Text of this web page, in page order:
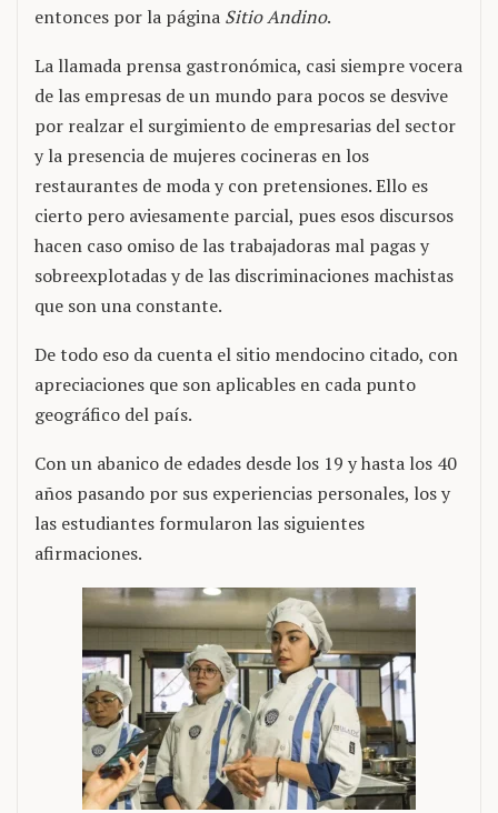
entonces por la página Sitio Andino.
La llamada prensa gastronómica, casi siempre vocera
de las empresas de un mundo para pocos se desvive
por realzar el surgimiento de empresarias del sector
y la presencia de mujeres cocineras en los
restaurantes de moda y con pretensiones. Ello es
cierto pero aviesamente parcial, pues esos discursos
hacen caso omiso de las trabajadoras mal pagas y
sobreexplotadas y de las discriminaciones machistas
que son una constante.
De todo eso da cuenta el sitio mendocino citado, con
apreciaciones que son aplicables en cada punto
geográfico del país.
Con un abanico de edades desde los 19 y hasta los 40
años pasando por sus experiencias personales, los y
las estudiantes formularon las siguientes
afirmaciones.